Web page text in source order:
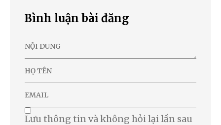
Bình luận bài đăng
Lưu thông tin và không hỏi lại lần sau